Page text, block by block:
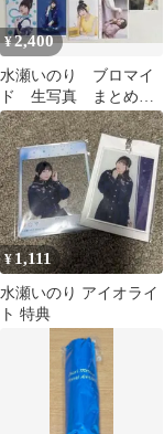
¥2,400
水瀬いのり ブロマイ
ド 生写真 まとめ売
り
¥1,111
水瀬いのり アイオライ
ト 特典